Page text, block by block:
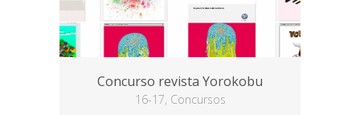
Concurso revista Yorokobu
16-17, Concursos